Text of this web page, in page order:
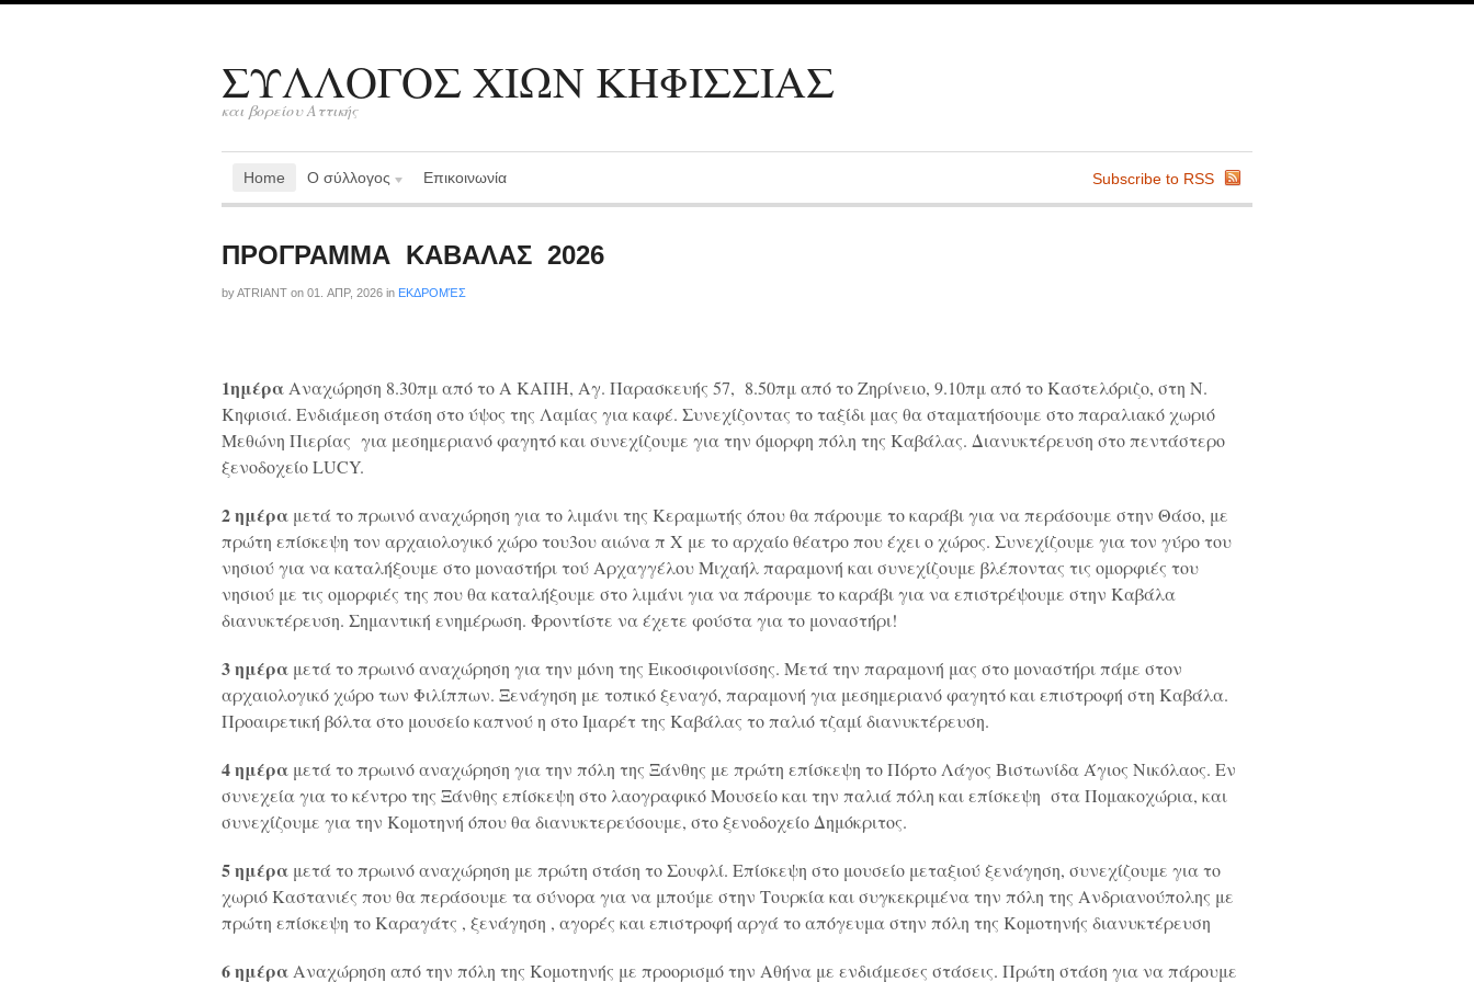
ΣΥΛΛΟΓΟΣ ΧΙΩΝ ΚΗΦΙΣΣΙΑΣ
και βορείου Αττικής
Home Ο σύλλογος Επικοινωνία Subscribe to RSS
ΠΡΟΓΡΑΜΜΑ ΚΑΒΑΛΑΣ 2026
byATRIANT on 01. ΑΠΡ, 2026 in ΕΚΔΡΟΜΈΣ
1ημέρα Αναχώρηση 8.30πμ από το Α ΚΑΠΗ, Αγ. Παρασκευής 57, 8.50πμ από το Ζηρίνειο, 9.10πμ από το Καστελόριζο, στη Ν.
Κηφισιά. Ενδιάμεση στάση στο ύψος της Λαμίας για καφέ. Συνεχίζοντας το ταξίδι μας θα σταματήσουμε στο παραλιακό χωριό
Μεθώνη Πιερίας για μεσημεριανό φαγητό και συνεχίζουμε για την όμορφη πόλη της Καβάλας. Διανυκτέρευση στο πεντάστερο
ξενοδοχείο LUCY.
2 ημέρα μετά το πρωινό αναχώρηση για το λιμάνι της Κεραμωτής όπου θα πάρουμε το καράβι για να περάσουμε στην Θάσο, με
πρώτη επίσκεψη τον αρχαιολογικό χώρο του3ου αιώνα π Χ με το αρχαίο θέατρο που έχει ο χώρος. Συνεχίζουμε για τον γύρο του
νησιού για να καταλήξουμε στο μοναστήρι τού Αρχαγγέλου Μιχαήλ παραμονή και συνεχίζουμε βλέποντας τις ομορφιές του
νησιού με τις ομορφιές της που θα καταλήξουμε στο λιμάνι για να πάρουμε το καράβι για να επιστρέψουμε στην Καβάλα
διανυκτέρευση. Σημαντική ενημέρωση. Φροντίστε να έχετε φούστα για το μοναστήρι!
3 ημέρα μετά το πρωινό αναχώρηση για την μόνη της Εικοσιφοινίσσης. Μετά την παραμονή μας στο μοναστήρι πάμε στον
αρχαιολογικό χώρο των Φιλίππων. Ξενάγηση με τοπικό ξεναγό, παραμονή για μεσημεριανό φαγητό και επιστροφή στη Καβάλα.
Προαιρετική βόλτα στο μουσείο καπνού η στο Ιμαρέτ της Καβάλας το παλιό τζαμί διανυκτέρευση.
4 ημέρα μετά το πρωινό αναχώρηση για την πόλη της Ξάνθης με πρώτη επίσκεψη το Πόρτο Λάγος Βιστωνίδα Άγιος Νικόλαος. Εν
συνεχεία για το κέντρο της Ξάνθης επίσκεψη στο λαογραφικό Μουσείο και την παλιά πόλη και επίσκεψη στα Πομακοχώρια, και
συνεχίζουμε για την Κομοτηνή όπου θα διανυκτερεύσουμε, στο ξενοδοχείο Δημόκριτος.
5 ημέρα μετά το πρωινό αναχώρηση με πρώτη στάση το Σουφλί. Επίσκεψη στο μουσείο μεταξιού ξενάγηση, συνεχίζουμε για το
χωριό Καστανιές που θα περάσουμε τα σύνορα για να μπούμε στην Τουρκία και συγκεκριμένα την πόλη της Ανδριανούπολης με
πρώτη επίσκεψη το Καραγάτς , ξενάγηση , αγορές και επιστροφή αργά το απόγευμα στην πόλη της Κομοτηνής διανυκτέρευση
6 ημέρα Αναχώρηση από την πόλη της Κομοτηνής με προορισμό την Αθήνα με ενδιάμεσες στάσεις. Πρώτη στάση για να πάρουμε